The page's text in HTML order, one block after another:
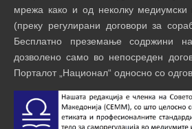
мрежа како и од неколку медиумски
(преку регулирани договори за
Бесплатно преземање содржини
дозволено само во непосреден
Порталот „Национал“ односно со